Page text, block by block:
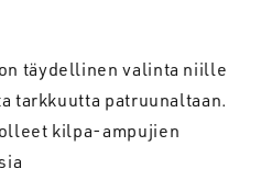
täydellinen valinta niille
tarkkuutta patruunaltaan.
kilpa-ampujien